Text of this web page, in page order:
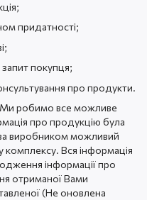
придатності;
запит покупця;
про продукти.
Ми робимо все можливе
про продукцію була
виробником можливий
комплексу. Вся інформація
інформації про
отриманої Вами
(Не оновлена